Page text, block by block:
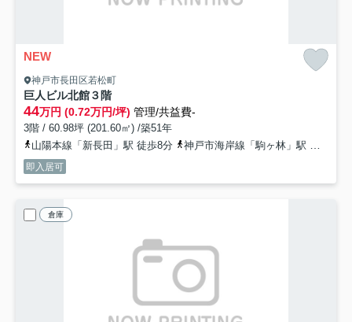
NEW
神戸市長田区若松町
巨人ビル北館３階
44万円 (0.72万円/坪) 管理/共益費-
3階 / 60.98坪 (201.60㎡) /築51年
山陽本線「新長田」駅 徒歩8分
神戸市海岸線「駒ヶ林」駅 徒歩12分
即入居可
倉庫